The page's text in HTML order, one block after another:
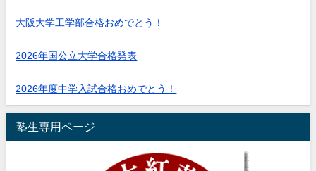
大阪大学工学部合格おめでとう！
2026年国公立大学合格発表
2026年度中学入試合格おめでとう！
塾生専用ページ